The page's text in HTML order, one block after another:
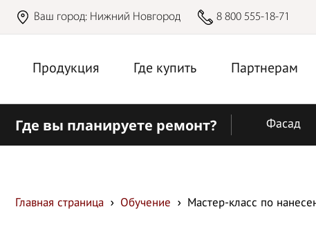
Ваш город: Нижний Новгород 8 800 555-18-71
Продукция Где купить Партнерам
Где вы планируете ремонт? Фасад
Главная страница Обучение Мастер-класс по